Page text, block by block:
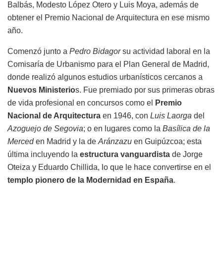
Balbás, Modesto López Otero y Luis Moya, además de
obtener el Premio Nacional de Arquitectura en ese mismo
año.
Comenzó junto a Pedro Bidagorsu actividad laboral en la
Comisaría de Urbanismo para el Plan General de Madrid,
donde realizó algunos estudios urbanísticos cercanos a
Nuevos Ministerios. Fue premiado por sus primeras obras
de vida profesional en concursos como el
Premio
Nacional de Arquitectura en 1946, con Luis Laorga del
Azoguejo de Segovia; o en lugares como la Basílica de la
Merceden Madrid y la de Aránzazu en Guipúzcoa; esta
última incluyendo la estructura vanguardista de Jorge
Oteiza y Eduardo Chillida, lo que le hace convertirse en el
templo pionero de la Modernidad en España.